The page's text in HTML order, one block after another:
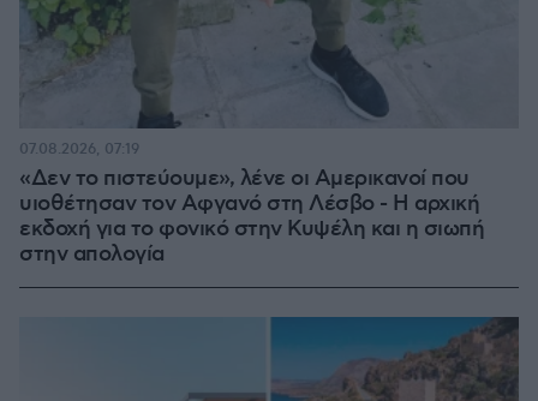
«Δεν το πιστεύουμε», λένε οι Αμερικανοί που
υιοθέτησαν τον Αφγανό στη Λέσβο - Η αρχική
εκδοχή για το φονικό στην Κυψέλη και η σιωπή
στην απολογία
07.08.2026, 07:19